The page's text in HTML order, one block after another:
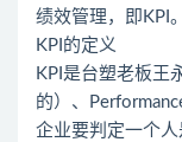
绩效管理，即KPI。
KPI的定义
KPI是台塑老板王
的）、
企业要判定一个人